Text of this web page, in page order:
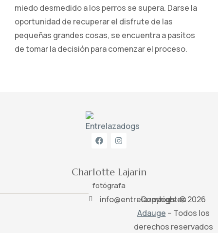
miedo desmedido a los perros se supera. Darse la
oportunidad de recuperar el disfrute de las
pequeñas grandes cosas, se encuentra a pasitos
de tomar la decisión para comenzar el proceso.
Charlotte Lajarin
fotógrafa
Copyright © 2026
Adauge – Todos los
derechos reservados
info@entrelazadogs.es